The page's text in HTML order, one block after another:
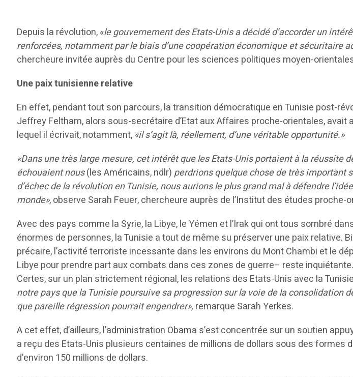
Depuis la révolution, «le gouvernement des Etats-Unis a décidé d’accorder un
renforcées, notamment par le biais d’une coopération économique et sécuritaire
chercheure invitée auprès du Centre pour les sciences politiques moyen-
Une paix tunisienne relative
En effet, pendant tout son parcours, la transition démocratique en Tunisie post-
Jeffrey Feltham, alors sous-secrétaire d’Etat aux Affaires proche-orientales,
lequel il écrivait, notamment, «il s’agit là, réellement, d’une véritable opportunité.»
«Dans une très large mesure, cet intérêt que les Etats-Unis portaient à la
échouaient nous(les Américains, ndlr)perdrions quelque chose de très important
d’échec de la révolution en Tunisie, nous aurions le plus grand mal à défendre
monde», observe Sarah Feuer, chercheure auprès de l’Institut des études proche-
Avec des pays comme la Syrie, la Libye, le Yémen et l’Irak qui ont tous sombré
énormes de personnes, la Tunisie a tout de même su préserver une paix relative.
précaire, l’activité terroriste incessante dans les environs du Mont Chambi et le
Libye pour prendre part aux combats dans ces zones de guerre– reste inquiétante.
Certes, sur un plan strictement régional, les relations des Etats-Unis avec la
notre pays que la Tunisie poursuive sa progression sur la voie de la consolidation
que pareille régression pourrait engendrer», remarque Sarah Yerkes.
A cet effet, d’ailleurs, l’administration Obama s’est concentrée sur un soutien
a reçu des Etats-Unis plusieurs centaines de millions de dollars sous des formes
d’environ 150 millions de dollars.